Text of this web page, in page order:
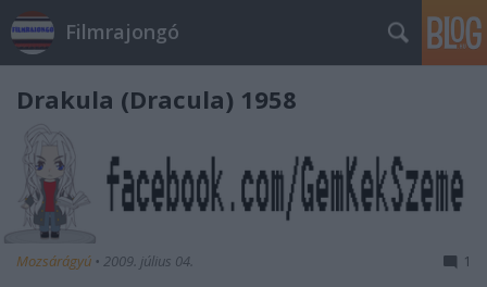
Filmrajongó
Drakula (Dracula) 1958
Mozsárágyú • 2009. július 04. 1